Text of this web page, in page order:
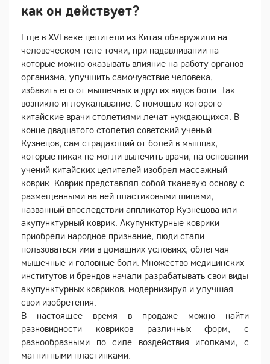
как он действует?
Еще в XVI веке целители из Китая обнаружили на
человеческом теле точки, при надавливании на
которые можно оказывать влияние на работу органов
организма, улучшить самочувствие человека,
избавить его от мышечных и других видов боли. Так
возникло иглоукалывание. С помощью которого
китайские врачи столетиями лечат нуждающихся. В
конце двадцатого столетия советский ученый
Кузнецов, сам страдающий от болей в мышцах,
которые никак не могли вылечить врачи, на основании
учений китайских целителей изобрел массажный
коврик. Коврик представлял собой тканевую основу с
размещенными на ней пластиковыми шипами,
названный впоследствии аппликатор Кузнецова или
акупунктурный коврик. Акупунктурные коврики
приобрели народное признание, люди стали
пользоваться ими в домашних условиях, облегчая
мышечные и головные боли. Множество медицинских
институтов и брендов начали разрабатывать свои виды
акупунктурных ковриков, модернизируя и улучшая
свои изобретения.
В настоящее время в продаже можно найти
разновидности ковриков различных форм, с
разнообразными по силе воздействия иголками, с
магнитными пластинками.